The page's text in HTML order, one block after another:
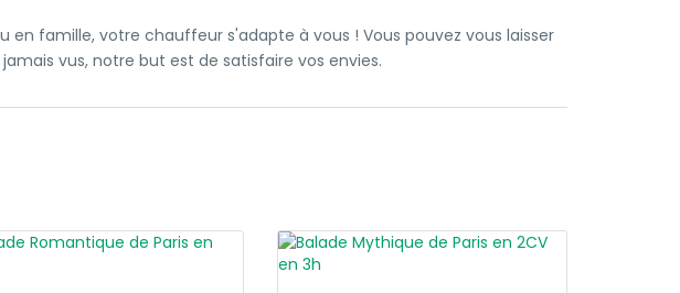
en famille, votre chauffeur s'adapte à vous ! Vous pouvez vous laisser
vus, notre but est de satisfaire vos envies.